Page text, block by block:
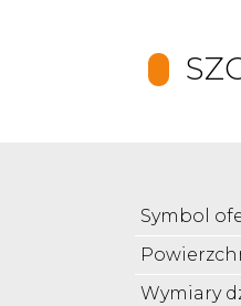
Symbol
Wymiary